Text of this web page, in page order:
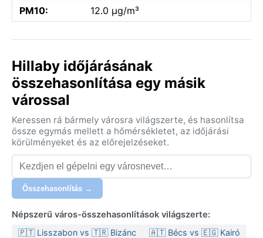
PM10:
12.0 µg/m³
Hillaby időjárásának
összehasonlítása egy másik
várossal
Keressen rá bármely városra világszerte, és hasonlítsa
össze egymás mellett a hőmérsékletet, az időjárási
körülményeket és az előrejelzéseket.
Összehasonlítás →
Népszerű város-összehasonlítások világszerte:
🇵🇹 Lisszabon vs 🇹🇷 Bizánc
🇦🇹 Bécs vs 🇪🇬 Kairó